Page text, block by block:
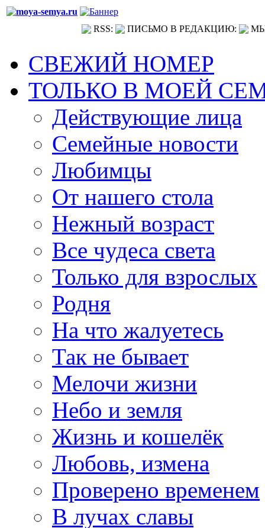
RSS: ПИСЬМО В РЕДАКЦИЮ:
СВЕЖИЙ НОМЕР
ТОЛЬКО В МОЕЙ
Действующие лица
Семейные новости
Любимцы
От нашего стола
Нежный возраст
Все чудеса света
Только для взрослых
Родня
На что жалуетесь
Так не бывает
Мелочи жизни
Небо и земля
Жизнь и кошелёк
Любовь, измена
Проверено временем
В лучах славы